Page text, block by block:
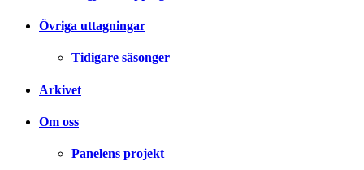
Övriga uttagningar
Tidigare säsonger
Arkivet
Om oss
Panelens projekt